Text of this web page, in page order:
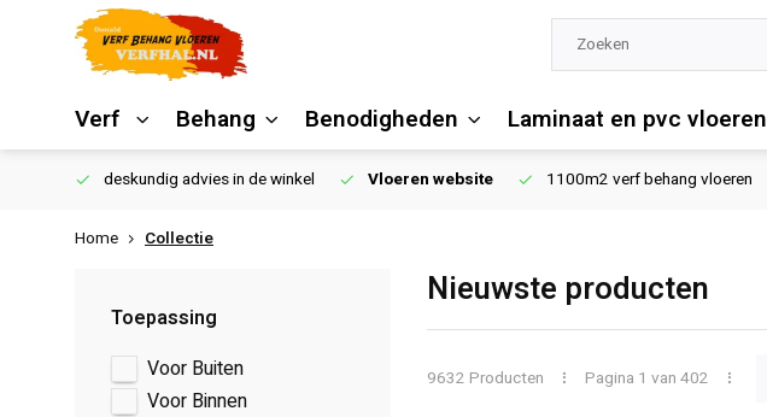
Verf Behang Benodigheden Laminaat en pvc vloeren
deskundig advies in de winkel Vloeren website 1100m2 verf behang vloeren
Home Collectie
Toepassing
Voor Buiten
Voor Binnen
Nieuwste producten
9632 Producten Pagina 1 van 402